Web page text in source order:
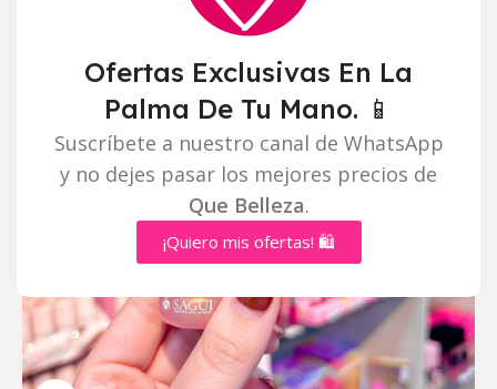
Ofertas Exclusivas En La
Palma De Tu Mano. 📱
Suscríbete a nuestro canal de WhatsApp
y no dejes pasar los mejores precios de
Que Belleza.
¡Quiero mis ofertas! 🛍️